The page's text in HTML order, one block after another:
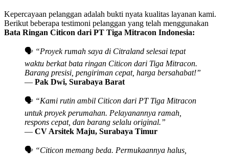
Kepercayaan pelanggan adalah bukti nyata kualitas layanan kami.
Berikut beberapa testimoni pelanggan yang telah menggunakan
Bata Ringan Citicon dari PT Tiga Mitracon Indonesia:
🗣️ “Proyek rumah saya di Citraland selesai tepat
waktu berkat bata ringan Citicon dari Tiga Mitracon.
Barang presisi, pengiriman cepat, harga bersahabat!”
— Pak Dwi, Surabaya Barat
🗣️ “Kami rutin ambil Citicon dari PT Tiga Mitracon
untuk proyek perumahan. Pelayanannya ramah,
respons cepat, dan barang selalu original.”
— CV Arsitek Maju, Surabaya Timur
🗣️ “Citicon memang beda. Permukaannya halus,